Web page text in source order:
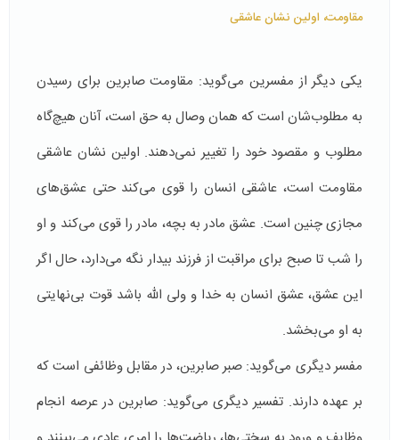
مقاومت، اولین نشان عاشقی
یكی دیگر از مفسرین می‌گوید: مقاومت صابرین برای رسیدن
به مطلوب‌شان است كه همان وصال به حق است، آنان هیچ‌گاه
مطلوب و مقصود خود را تغییر نمی‌دهند. اولین نشان عاشقی
مقاومت است، عاشقی انسان را قوی می‌كند حتی عشق‌های
مجازی چنین است. عشق مادر به بچه، مادر را قوی می‌كند و او
را شب تا صبح برای مراقبت از فرزند بیدار نگه می‌دارد، حال اگر
این عشق، عشق انسان به خدا و ولی الله باشد قوت بی‌نهایتی
به او می‌بخشد.
مفسر دیگری می‌گوید: صبر صابرین، در مقابل وظائفی است كه
بر عهده دارند. تفسیر دیگری می‌گوید:‌ صابرین در عرصه انجام